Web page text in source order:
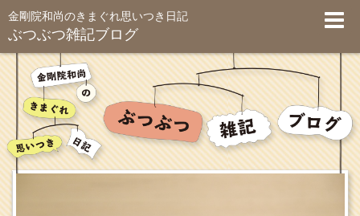
金剛院和尚のきまぐれ思いつき日記
ぶつぶつ雑記ブログ